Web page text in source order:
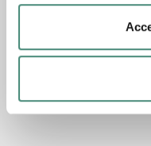
secondo lapresente
comunicazioni e
elettronica e/o